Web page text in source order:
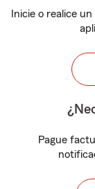
Inicie o realice
Pague